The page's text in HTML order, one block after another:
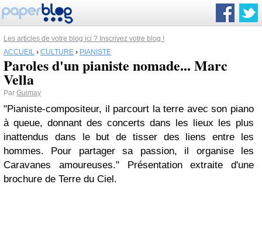
Les articles de votre blog ici ? Inscrivez votre blog !
ACCUEIL › CULTURE › PIANISTE
Paroles d'un pianiste nomade... Marc
Vella
Par Guimay
"Pianiste-compositeur, il parcourt la terre avec son piano
à queue, donnant des concerts dans les lieux les plus
inattendus dans le but de tisser des liens entre les
hommes. Pour partager sa passion, il organise les
Caravanes
amoureuses."
Présentation extraite d'une
brochure de Terre du Ciel.